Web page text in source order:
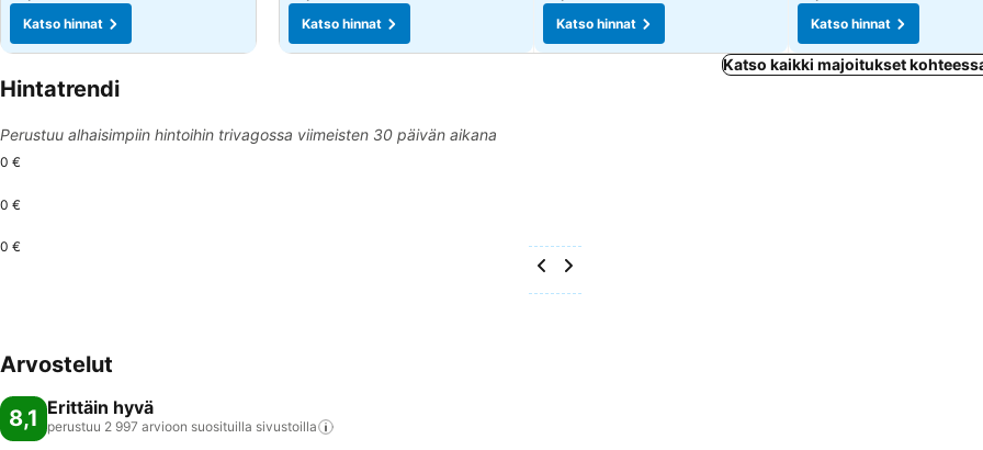
Katso hinnat
Katso hinnat
Katso hinnat
Katso hinnat
Katso kaikki majoitukset
Hintatrendi
Perustuu alhaisimpiin hintoihin trivagossa viimeisten 30 päivän aikana
0 €
0 €
0 €
Arvostelut
8,1 Erittäin hyvä
perustuu 2 997 arvioon suosituilla sivustoilla